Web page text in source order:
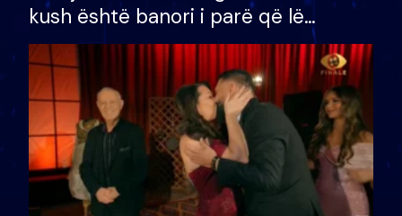
kush është banori i parë që lë
shtëpinë dhe humb mundësinë për
të fituar çmimin e madh